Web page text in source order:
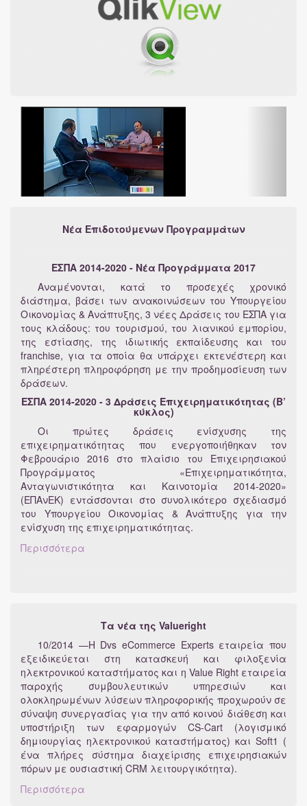
Νέα Επιδοτούμενων Προγραμμάτων
ΕΣΠΑ 2014-2020 - Νέα Προγράμματα 2017
Αναμένονται, κατά το προσεχές χρονικό
διάστημα, βάσει των ανακοινώσεων του Υπουργείου
Οικονομίας & Ανάπτυξης, 3 νέες Δράσεις του ΕΣΠΑ για
τους κλάδους: του τουρισμού, του λιανικού εμπορίου,
της εστίασης, της ιδιωτικής εκπαίδευσης και του
franchise, για τα οποία θα υπάρχει εκτενέστερη και
πληρέστερη πληροφόρηση με την προδημοσίευση των
δράσεων.
ΕΣΠΑ 2014-2020 - 3 Δράσεις Επιχειρηματικότητας (Β’
κύκλος)
Οι πρώτες δράσεις ενίσχυσης της
επιχειρηματικότητας που ενεργοποιήθηκαν τον
Φεβρουάριο 2016 στο πλαίσιο του Επιχειρησιακού
Προγράμματος «Επιχειρηματικότητα,
Ανταγωνιστικότητα και Καινοτομία 2014-2020»
(ΕΠΑνΕΚ) εντάσσονται στο συνολικότερο σχεδιασμό
του Υπουργείου Οικονομίας & Ανάπτυξης για την
ενίσχυση της επιχειρηματικότητας.
Περισσότερα
Τα νέα της Valueright
10/2014 —Η Dvs eCommerce Experts εταιρεία που
εξειδικεύεται στη κατασκευή και φιλοξενία
ηλεκτρονικού καταστήματος και η Value Right εταιρεία
παροχής συμβουλευτικών υπηρεσιών και
ολοκληρωμένων λύσεων πληροφορικής προχωρούν σε
σύναψη συνεργασίας για την από κοινού διάθεση και
υποστήριξη των εφαρμογών CS-Cart (λογισμικό
δημιουργίας ηλεκτρονικού καταστήματος) και Soft1 (
ένα πλήρες σύστημα διαχείρισης επιχειρησιακών
πόρων με ουσιαστική CRM λειτουργικότητα).
Περισσότερα